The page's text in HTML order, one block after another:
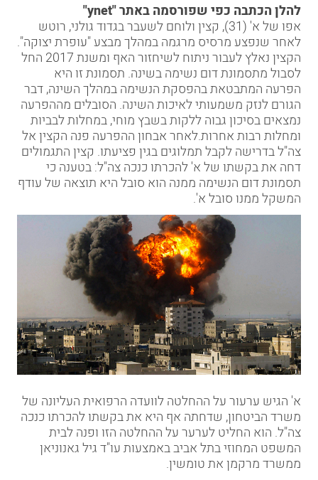
להלן הכתבה כפי שפורסמה באתר "ynet"
אפו של א' (31), קצין ולוחם לשעבר בגדוד גולני, רוטש
לאחר שנפצע מרסיס מרגמה במהלך מבצע "עופרת יצוקה".
הקצין נאלץ לעבור ניתוח לשיחזור האף ומשנת 2017 החל
לסבול מתסמונתדום נשימה בשינה. תסמונת זו היא
הפרעה המתבטאתבהפסקת הנשימה במהלך השינה, דבר
הגורם לנזק משמעותי לאיכות השינה. הסובלים מההפרעה
נמצאים בסיכון גבוה ללקות בשבץ מוחי, במחלות לבביות
ומחלות רבות אחרות.לאחר אבחון ההפרעה פנה הקצין אל
צה"ל בדרישה לקבל תמלוגים בגין פציעתו. קצין התגמולים
דחה את בקשתו של א' להכרתו כנכה צה"ל: בטענה כי
תסמונת דום הנשימה ממנה הוא סובל היא תוצאה של עודף
המשקל ממנו סובל א'.
א' הגיש ערעור על ההחלטה לוועדה הרפואית העליונה של
משרד הביטחון, שדחתה אף היא את בקשתו להכרתו כנכה
צה"ל. הוא החליט לערער על ההחלטה הזו ופנה לבית
המשפט המחוזי בתל אביבבאמצעות עו"ד גיל גאנוניאן
ממשרדמרקמן את טומשין.